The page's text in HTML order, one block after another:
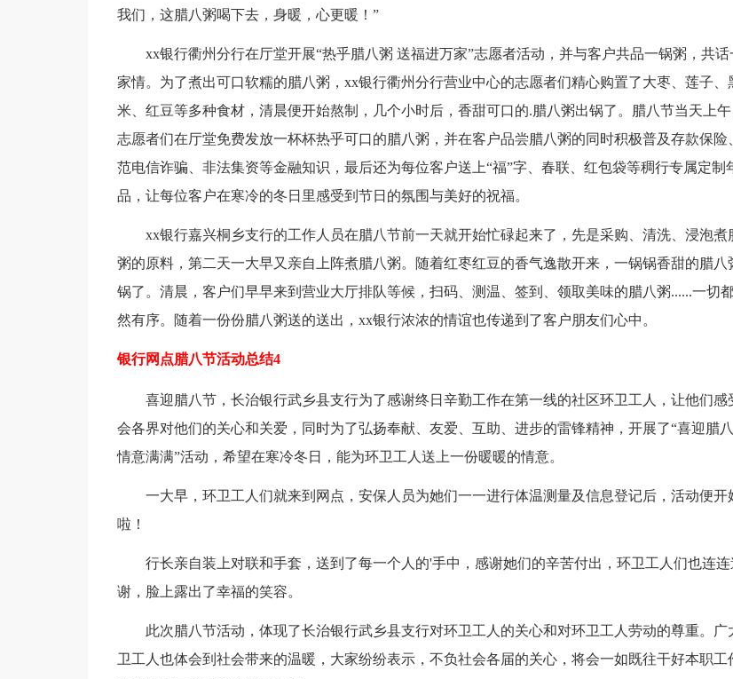
我们，这腊八粥喝下去，身暖，心更暖！”
xx银行衢州分行在厅堂开展“热乎腊八粥 送福进万家”志愿者活动，并与客户共品一锅粥，共话
家情。为了煮出可口软糯的腊八粥，xx银行衢州分行营业中心的志愿者们精心购置了大枣、莲子、
米、红豆等多种食材，清晨便开始熬制，几个小时后，香甜可口的.腊八粥出锅了。腊八节当天上午
志愿者们在厅堂免费发放一杯杯热乎可口的腊八粥，并在客户品尝腊八粥的同时积极普及存款保险
范电信诈骗、非法集资等金融知识，最后还为每位客户送上“福”字、春联、红包袋等稠行专属定制
品，让每位客户在寒冷的冬日里感受到节日的氛围与美好的祝福。
xx银行嘉兴桐乡支行的工作人员在腊八节前一天就开始忙碌起来了，先是采购、清洗、浸泡煮
粥的原料，第二天一大早又亲自上阵煮腊八粥。随着红枣红豆的香气逸散开来，一锅锅香甜的腊八
锅了。清晨，客户们早早来到营业大厅排队等候，扫码、测温、签到、领取美味的腊八粥......一切
然有序。随着一份份腊八粥送的送出，xx银行浓浓的情谊也传递到了客户朋友们心中。
银行网点腊八节活动总结4
喜迎腊八节，长治银行武乡县支行为了感谢终日辛勤工作在第一线的社区环卫工人，让他们感
会各界对他们的关心和关爱，同时为了弘扬奉献、友爱、互助、进步的雷锋精神，开展了“喜迎腊八
情意满满”活动，希望在寒冷冬日，能为环卫工人送上一份暖暖的情意。
一大早，环卫工人们就来到网点，安保人员为她们一一进行体温测量及信息登记后，活动便开
啦！
行长亲自装上对联和手套，送到了每一个人的'手中，感谢她们的辛苦付出，环卫工人们也连连
谢，脸上露出了幸福的笑容。
此次腊八节活动，体现了长治银行武乡县支行对环卫工人的关心和对环卫工人劳动的尊重。广
卫工人也体会到社会带来的温暖，大家纷纷表示，不负社会各届的关心，将会一如既往干好本职工